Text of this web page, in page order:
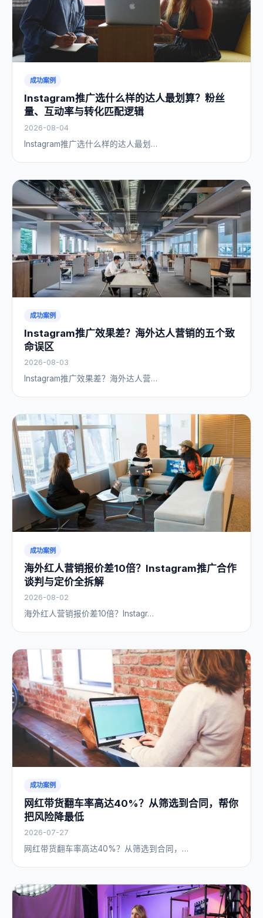
成功案例
Instagram推广选什么样的达人最划算？粉丝
量、互动率与转化匹配逻辑
2026-08-04
Instagram推广选什么样的达人最划…
成功案例
Instagram推广效果差？海外达人营销的五个致
命误区
2026-08-03
Instagram推广效果差？海外达人营…
成功案例
海外红人营销报价差10倍？Instagram推广合作
谈判与定价全拆解
2026-08-02
海外红人营销报价差10倍？Instagr…
成功案例
网红带货翻车率高达40%？从筛选到合同，帮你
把风险降最低
2026-07-27
网红带货翻车率高达40%？从筛选到合同，…